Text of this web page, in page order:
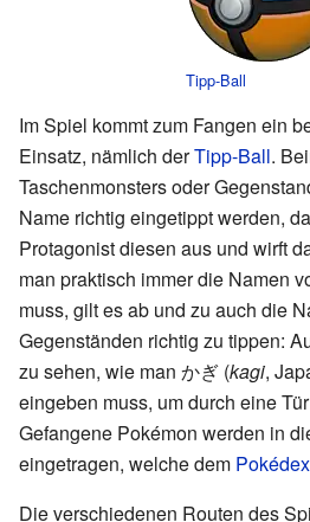
Tipp-Ball
Im Spiel kommt zum Fangen ein
Einsatz, nämlich derTipp-Ball.
Taschenmonsters oder
Name richtig eingetippt werden,
Protagonist diesen aus und wirft
man praktisch immer die Namen
muss, gilt es ab und zu auch die
Gegenständen richtig zu tippen:
zu sehen, wie man かぎ (kagi,
eingeben muss, um durch eine
Gefangene Pokémon werden in
eingetragen, welche dem Pokédex
Die verschiedenen Routen des